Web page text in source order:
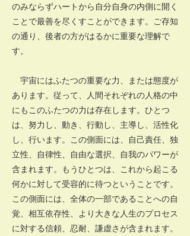
のみならずハートから自分自身の内側に開く
ことで最善を尽くすことができます。ご存知
の通り、後者の方がはるかに重要な理解で
す。
宇宙にはふたつの重要な力、または態度が
あります。従って、人間それぞれの人格の中
にもこのふたつの力は存在します。ひとつ
は、努力し、動き、行動し、主導し、活性化
し、行います。この側面には、自己責任、独
立性、自律性、自由な選択、自我のパワーが
含まれます。もうひとつは、これから起こる
何かに対して受容的に待つということです。
この側面には、全体の一部であることへの自
覚、相互依存性、より大きな人生のプロセス
に対する信頼、忍耐、謙虚さが含まれます。